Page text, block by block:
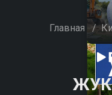
Главная /